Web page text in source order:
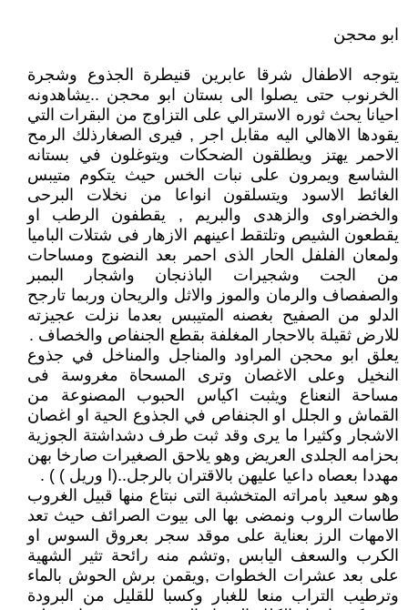
ابو محجن
يتوجه الاطفال شرقا عابرين قنيطرة الجذوع وشجرة
الخرنوب حتى يصلوا الى بستان ابو محجن ..يشاهدونه
احيانا يحث ثوره الاسترالي على التزاوج من البقرات التي
يقودها الاهالي اليه مقابل اجر , فيرى الصغارذلك الرمح
الاحمر يهتز ويطلقون الضحكات ويتوغلون في بستانه
الشاسع ويمرون على نبات الخس حيث يتكوم متيبس
الغائط الاسود ويتسلقون انواعا من نخلات البرحى
والخضراوى والزهدى والبريم , يقطفون الرطب او
يقطعون الشيص وتلتقط اعينهم الازهار فى شتلات الباميا
ولمعان الفلفل الحار الذى احمر بعد النضوج ومساحات
من الجت وشجيرات الباذنجان واشجار البمبر
والصفصاف والرمان والموز والاثل والريحان وربما تارجح
الدلو من الصفيح بغصنه المتيبس بعدما نزلت عجيزته
للارض ثقيلة بالاحجار المغلفة بقطع الجنفاص والخصاف .
يعلق ابو محجن المراود والمناجل والمناخل في جذوع
النخيل وعلى الاغصان وترى المسحاة مغروسة فى
مساحة النعناع ويثبت اكياس الحبوب المصنوعة من
القماش و الجلل او الجنفاص في الجذوع الحية او اغصان
الاشجار وكثيرا ما يرى وقد ثبت طرف دشداشتة الجوزية
بحزامه الجلدى العريض وهو يلاحق الصغيرات صارخا بهن
مهددا بعصاه داعيا عليهن بالاقتران بالرجل..(ا وريل ) ) .
وهو سعيد بامراته المتخشبة التى نبتاع منها قبيل الغروب
طاسات الروب ونمضى بها الى بيوت الصرائف حيث تعد
الامهات الرز بعناية على موقد سجر بعروق السوس او
الكرب والسعف اليابس ,وتشم منه رائحة تثير الشهية
على بعد عشرات الخطوات ,ويقمن برش الحوش بالماء
وترطيب التراب منعا للغبار وكسبا للقليل من البرودة